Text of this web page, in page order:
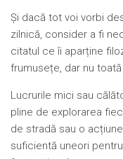
Și dacă tot voi vorbi
zilnică, consider a fi
citatul ce îi aparține
frumusețe, dar nu
Lucrurile mici sau
pline de explorarea
de stradă sau o
suficientă uneori